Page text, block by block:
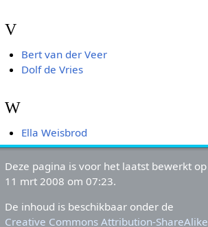
V
Bert van der Veer
Dolf de Vries
W
Ella Weisbrod
Deze pagina is voor het laatst bewerkt op
11 mrt 2008 om 07:23.
De inhoud is beschikbaar onder de
Creative Commons Attribution-ShareAlike